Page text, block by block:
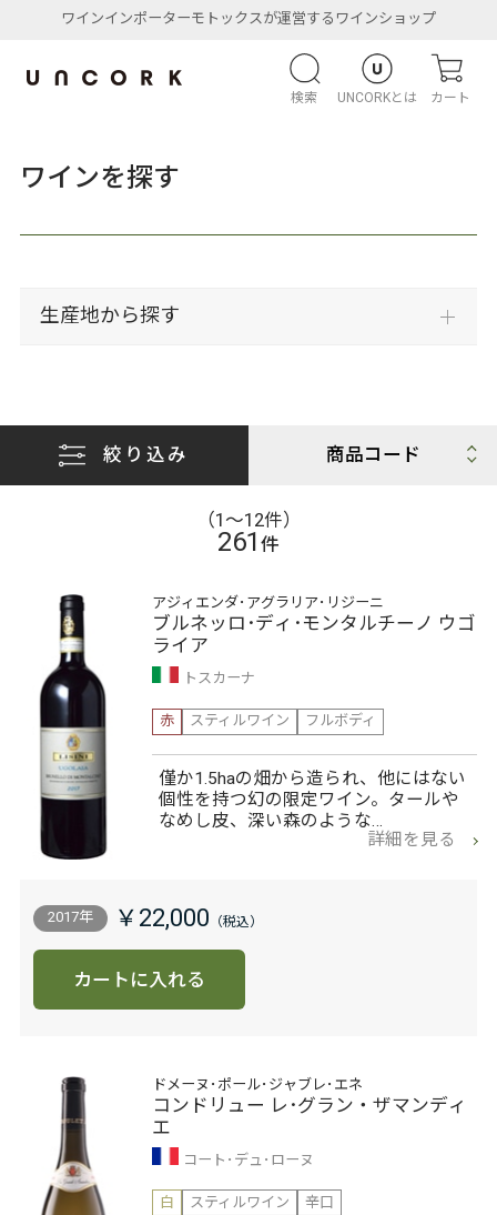
ワインインポーターモトックスが運営するワインショップ
検索 UNCORKとは カート
ワインを探す
生産地から探す
絞り込み
（1〜12件）
261件
アジィエンダ･アグラリア･リジーニ
ブルネッロ･ディ･モンタルチーノ ウゴ
ライア
トスカーナ
赤
スティルワイン フルボディ
僅か1.5haの畑から造られ、他にはない
個性を持つ幻の限定ワイン。タールや
なめし皮、深い森のような…
詳細を見る
2017年 ￥22,000
カートに入れる
ドメーヌ･ポール･ジャブレ･エネ
コンドリュー レ･グラン・ザマンディ
エ
コート･デュ･ローヌ
白
スティルワイン
辛口